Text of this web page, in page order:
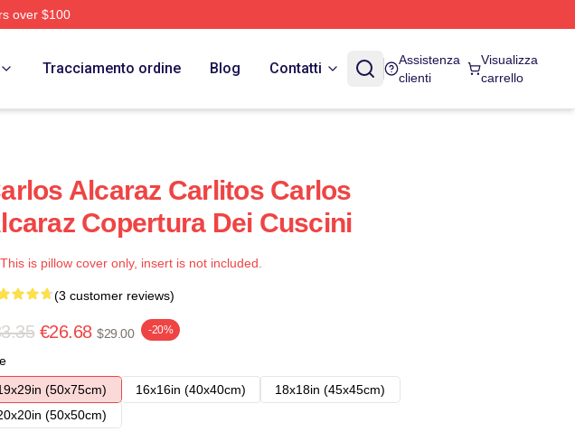
over $100
Tracciamento ordine Blog Contatti
Assistenza
clienti
Visualizza
carrello
Alcaraz Carlitos Carlos
Copertura Dei Cuscini
This is pillow cover only, insert is not included.
(3 customer reviews)
€26.68 $29.00 -20%
(50x75cm)
16x16in (40x40cm)
18x18in (45x45cm)
(50x50cm)